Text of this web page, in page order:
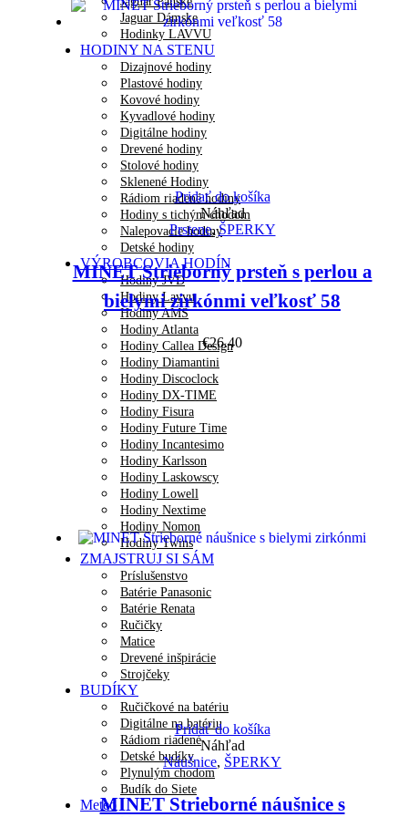
Jaguar Dámske
Hodinky LAVVU
HODINY NA STENU
Dizajnové hodiny
Plastové hodiny
Kovové hodiny
Kyvadlové hodiny
Digitálne hodiny
Drevené hodiny
Stolové hodiny
Sklenené Hodiny
Rádiom riadené hodiny
Hodiny s tichým chodom
Nalepovacie hodiny
Detské hodiny
VÝROBCOVIA HODÍN
Hodiny JVD
Hodiny Lavvu
Hodiny AMS
Hodiny Atlanta
Hodiny Callea Design
Hodiny Diamantini
Hodiny Discoclock
Hodiny DX-TIME
Hodiny Fisura
Hodiny Future Time
Hodiny Incantesimo
Hodiny Karlsson
Hodiny Laskowscy
Hodiny Lowell
Hodiny Nextime
Hodiny Nomon
Hodiny Twins
ZMAJSTRUJ SI SÁM
Príslušenstvo
Batérie Panasonic
Batérie Renata
Ručičky
Matice
Drevené inšpirácie
Strojčeky
BUDÍKY
Ručičkové na batériu
Digitálne na batériu
Rádiom riadené
Detské budíky
Plynulým chodom
Budík do Siete
Meteo
Pridať do košíka
Náhľad
Prstene,ŠPERKY
MINET Strieborný prsteň s perlou a
bielymi zirkónmi veľkosť 58
€26.40
Pridať do košíka
Náhľad
Náušnice, ŠPERKY
MINET Strieborné náušnice s